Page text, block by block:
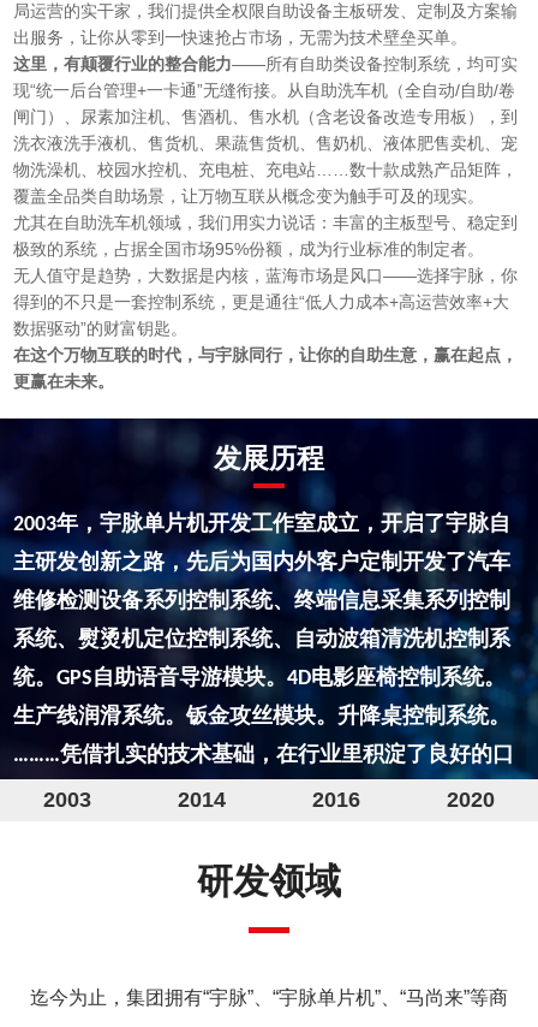
局运营的实干家，我们提供全权限自助设备主板研发、定制及方案输
出服务，让你从零到一快速抢占市场，无需为技术壁垒买单。
这里，有颠覆行业的整合能力——所有自助类设备控制系统，均可实
现“统一后台管理+一卡通”无缝衔接。从自助洗车机（全自动/自助/卷
闸门）、尿素加注机、售酒机、售水机（含老设备改造专用板），到
洗衣液洗手液机、售货机、果蔬售货机、售奶机、液体肥售卖机 、宠
物洗澡机、校园水控机、充电桩、充电站……数十款成熟产品矩阵，
覆盖全品类自助场景，让万物互联从概念变为触手可及的现实。
尤其在自助洗车机领域，我们用实力说话：丰富的主板型号、稳定到
极致的系统，占据全国市场95%份额，成为行业标准的制定者。
无人值守是趋势，大数据是内核，蓝海市场是风口——选择宇脉，你
得到的不只是一套控制系统，更是通往“低人力成本+高运营效率+大
数据驱动”的财富钥匙。
在这个万物互联的时代，与宇脉同行，让你的自助生意，赢在起点，
更赢在未来。
发展历程
2003 2014 2016 2020
研发领域
迄今为止，集团拥有“宇脉”、“宇脉单片机”、“马尚来”等商